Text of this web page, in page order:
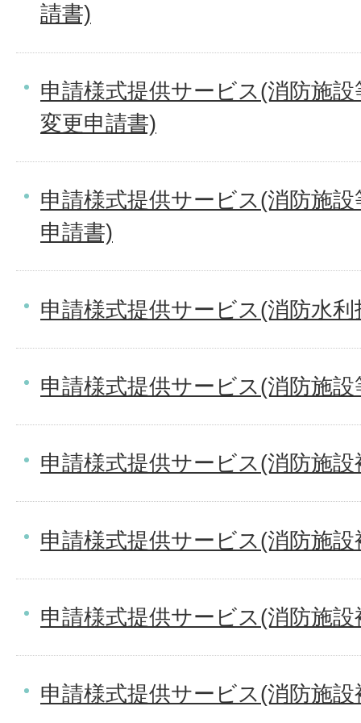
請書)
申請様式提供サービス(消防施
変更申請書)
申請様式提供サービス(消防施
申請書)
申請様式提供サービス(消防水
申請様式提供サービス(消防施
申請様式提供サービス(消防施
申請様式提供サービス(消防施
申請様式提供サービス(消防施
申請様式提供サービス(消防施